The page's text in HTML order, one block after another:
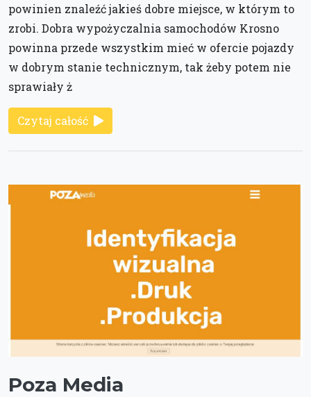
powinien znaleźć jakieś dobre miejsce, w którym to
zrobi. Dobra wypożyczalnia samochodów Krosno
powinna przede wszystkim mieć w ofercie pojazdy
w dobrym stanie technicznym, tak żeby potem nie
sprawiały ż
Czytaj całość
Poza Media